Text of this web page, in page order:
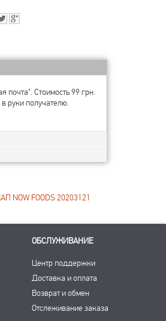
почта". Стоимость 99 грн.
руки получателю.
NOW FOODS 20203121
ОБСЛУЖИВАНИЕ
Центр поддержки
Доставка и оплата
Возврат и обмен
Отслеживание заказа